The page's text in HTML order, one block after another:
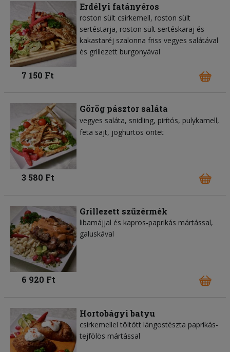
Erdélyi fatányéros
roston sült csirkemell, roston sült
sertéstarja, roston sült sertéskaraj és
kakastaréj szalonna friss vegyes salátával
és grillezett burgonyával
7 150 Ft
Görög pásztor saláta
vegyes saláta snidling pirítós pulykamell
feta sajt joghurtos öntet
3 580 Ft
Grillezett szűzérmék
libamájjal és kapros-paprikás mártással,
galuskával
6 920 Ft
Hortobágyi batyu
csirkemellel töltött lángostészta paprikás-
tejfölös mártással